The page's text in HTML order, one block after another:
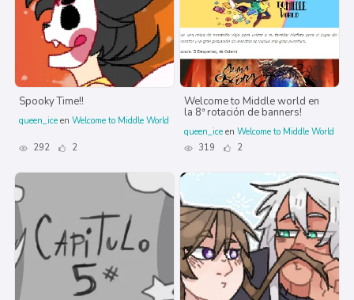
Spooky Time!!
queen_ice en Welcome to Middle World
292 2
Welcome to Middle world en
la 8ª rotación de banners!
queen_ice en Welcome to Middle World
319
2